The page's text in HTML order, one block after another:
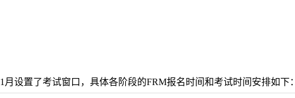
置了考试窗口，具体各阶段的FRM报名时间和考试时间安排如下：